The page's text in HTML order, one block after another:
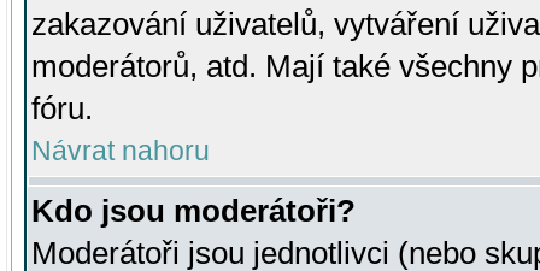
zakazování uživatelů, vytváření
moderátorů, atd. Mají také všechny
fóru.
Návrat nahoru
Kdo jsou moderátoři?
Moderátoři jsou jednotlivci (nebo